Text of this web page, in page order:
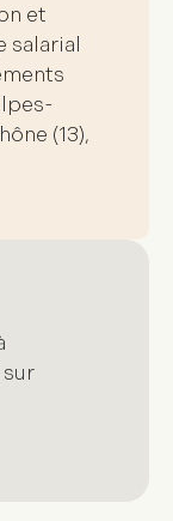
et
salarial
(13),